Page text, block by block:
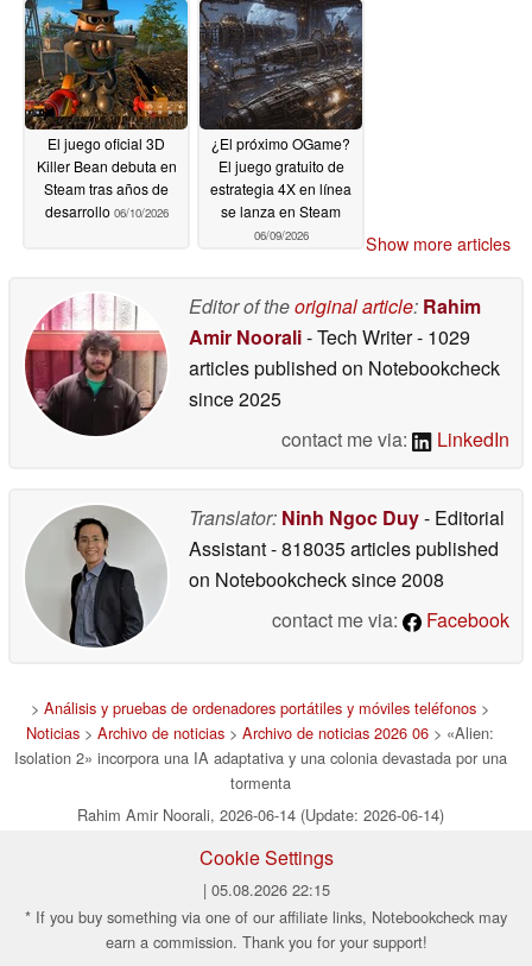
septiembre
06/11/2026
El juego oficial 3D
Killer Bean debuta en
Steam tras años de
desarrollo 06/10/2026
¿El próximo OGame?
El juego gratuito de
estrategia 4X en línea
se lanza en Steam
06/09/2026 Show more articles
Editor of theoriginal article: Rahim
Amir Noorali- Tech Writer- 1029
articles published on Notebookcheck
since 2025
contact me via:
LinkedIn
Translator: Ninh Ngoc Duy- Editorial
Assistant- 818035 articles published
on Notebookchecksince 2008
contact me via:
Facebook
> Análisis y pruebas de ordenadores portátiles y móviles teléfonos >
Noticias > Archivo de noticias > Archivo de noticias 2026 06 > «Alien:
Isolation 2» incorpora una IA adaptativa y una colonia devastada por una
tormenta
Rahim Amir Noorali, 2026-06-14 (Update: 2026-06-14)
Cookie Settings
| 05.08.2026 22:15
* If you buy something via one of our affiliate links, Notebookcheck may
earn a commission. Thank you for your support!